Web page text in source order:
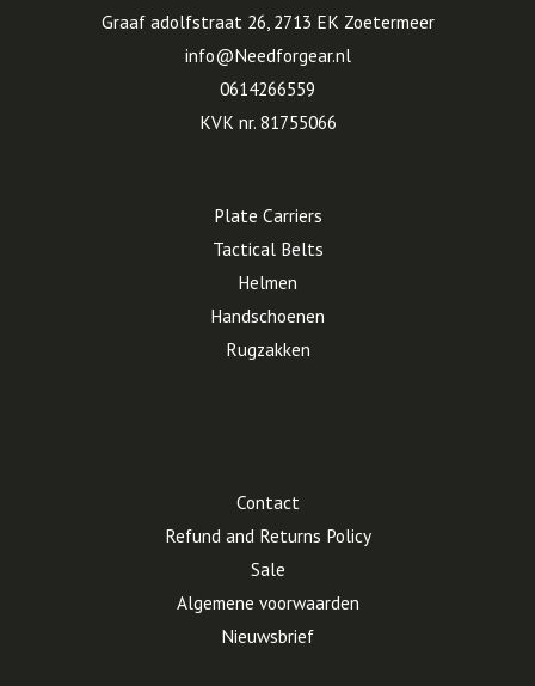
Graaf adolfstraat 26, 2713 EK Zoetermeer
info@Needforgear.nl
0614266559
KVK nr. 81755066
Plate Carriers
Tactical Belts
Helmen
Handschoenen
Rugzakken
Contact
Refund and Returns Policy
Sale
Algemene voorwaarden
Nieuwsbrief